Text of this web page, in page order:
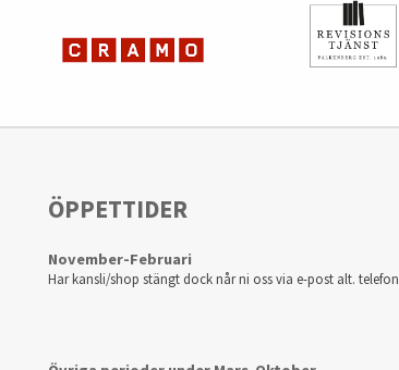
ÖPPETTIDER
November-Februari
Har kansli/shop stängt dock når ni oss via e-post alt. telefon